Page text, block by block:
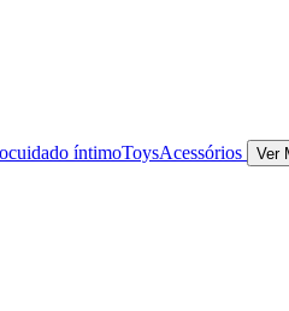
íntimoToysAcessórios Ver